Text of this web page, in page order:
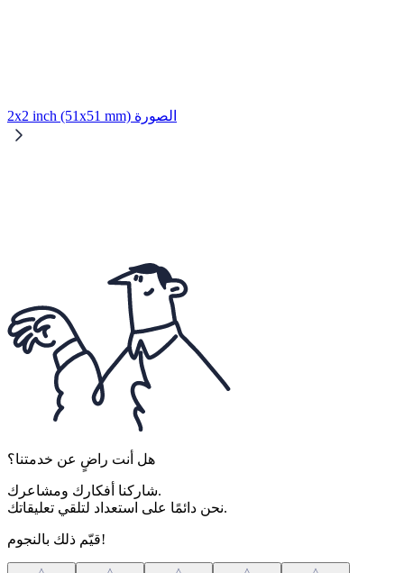
2x2 inch (51x51 mm) الصورة
هل أنت راضٍ عن خدمتنا؟
شاركنا أفكارك ومشاعرك.
نحن دائمًا على استعداد لتلقي تعليقاتك.
قيّم ذلك بالنجوم!